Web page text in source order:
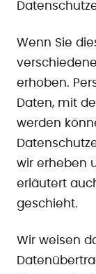
Wenn Sie
erhoben.
Daten, mit
werden
wir erheben
erläutert
geschieht.
Wir weisen